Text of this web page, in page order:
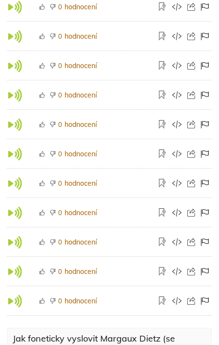
0 hodnocení
0 hodnocení
0 hodnocení
0 hodnocení
0 hodnocení
0 hodnocení
0 hodnocení
0 hodnocení
0 hodnocení
0 hodnocení
0 hodnocení
Jak foneticky vyslovit Margaux Dietz (se